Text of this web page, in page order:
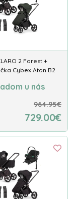
aj
výbavu už v
2 Forest +
Cybex Aton B2
u nás
964.95€
729.00€